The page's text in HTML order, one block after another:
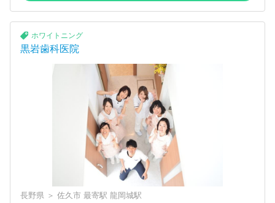
ホワイトニング
黒岩歯科医院
長野県 ＞ 佐久市 最寄駅 龍岡城駅